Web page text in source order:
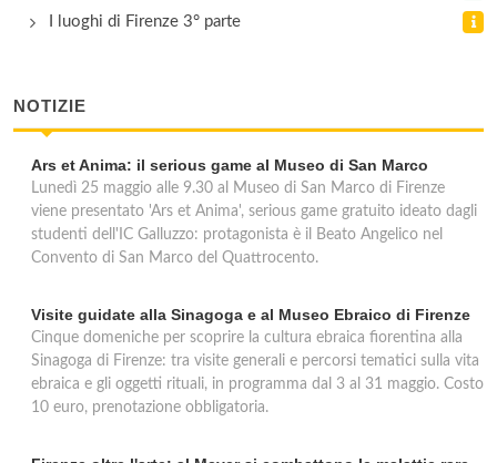
I luoghi di Firenze 3° parte
NOTIZIE
Ars et Anima: il serious game al Museo di San Marco
Lunedì 25 maggio alle 9.30 al Museo di San Marco di Firenze
viene presentato 'Ars et Anima', serious game gratuito ideato dagli
studenti dell'IC Galluzzo: protagonista è il Beato Angelico nel
Convento di San Marco del Quattrocento.
Visite guidate alla Sinagoga e al Museo Ebraico di Firenze
Cinque domeniche per scoprire la cultura ebraica fiorentina alla
Sinagoga di Firenze: tra visite generali e percorsi tematici sulla vita
ebraica e gli oggetti rituali, in programma dal 3 al 31 maggio. Costo
10 euro, prenotazione obbligatoria.